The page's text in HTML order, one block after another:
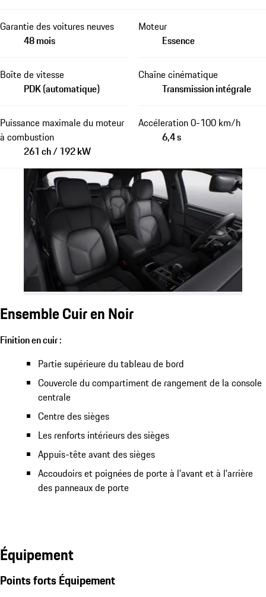
Garantie des voitures neuves
48 mois
Moteur
Essence
Boîte de vitesse
PDK (automatique)
Chaîne cinématique
Transmission intégrale
Puissance maximale du moteur
à combustion
261 ch / 192 kW
Accéleration 0-100 km/h
6,4 s
Ensemble Cuir en Noir
Finition en cuir :
Partie supérieure du tableau de bord
Couvercle du compartiment de rangement de la console
centrale
Centre des sièges
Les renforts intérieurs des sièges
Appuis-tête avant des sièges
Accoudoirs et poignées de porte à l'avant et à l'arrière
des panneaux de porte
Équipement
Points forts Équipement